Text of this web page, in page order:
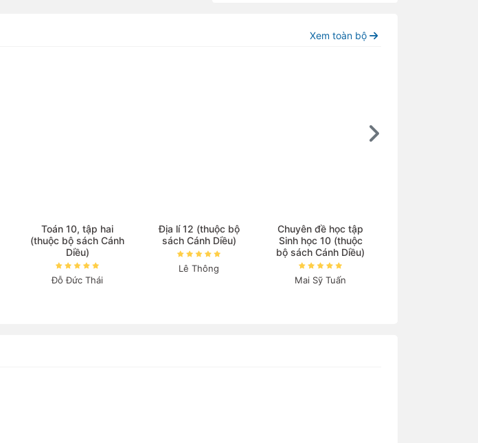
Xem toàn bộ
Toán 10, tập hai
(thuộc bộ sách Cánh
Diều)
Đỗ Đức Thái
Địa lí 12 (thuộc bộ
sách Cánh Diều)
Lê Thông
Chuyên đề học tập
Sinh học 10 (thuộc
bộ sách Cánh Diều)
Mai Sỹ Tuấn